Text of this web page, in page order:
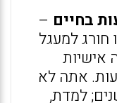
בחיים –
חורג למעגל
אישיות
אתה לא
למדת,